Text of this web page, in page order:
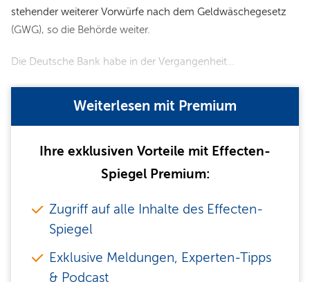
stehender weiterer Vorwürfe nach dem Geldwäschegesetz
(GWG), so die Behörde weiter.
Die Deutsche Bank habe in der Vergangenheit…
Weiterlesen mit Premium
Ihre exklusiven Vorteile mit Effecten-
Spiegel Premium:
Zugriff auf alle Inhalte des Effecten-
Spiegel
Exklusive Meldungen, Experten-Tipps
& Podcast